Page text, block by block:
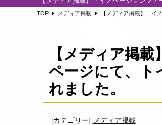
TOP メディア掲載 【メディア掲載】「イ
【メディア掲
ページにて、ト
れました。
[カテゴリー] メディア掲載